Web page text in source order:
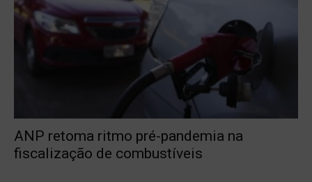
ANP retoma ritmo pré-pandemia na
fiscalização de combustíveis